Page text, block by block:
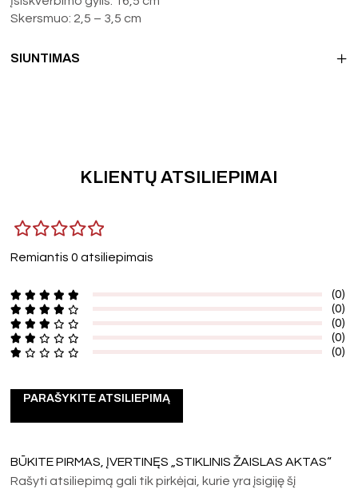
Skersmuo: 2,5 – 3,5 cm
SIUNTIMAS
KLIENTŲ ATSILIEPIMAI
Remiantis 0 atsiliepimais
(0)
(0)
(0)
(0)
(0)
PARAŠYKITE ATSILIEPIMĄ
BŪKITE PIRMAS, ĮVERTINĘS „STIKLINIS ŽAISLAS AKTAS“
Rašyti atsiliepimą gali tik pirkėjai, kurie yra įsigiję šį